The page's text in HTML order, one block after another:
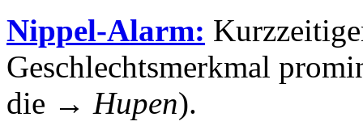
Nippel-Alarm:
Geschlechtsmerkmal
die → Hupen).